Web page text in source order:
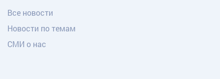
Все новости
Новости по темам
СМИ о нас